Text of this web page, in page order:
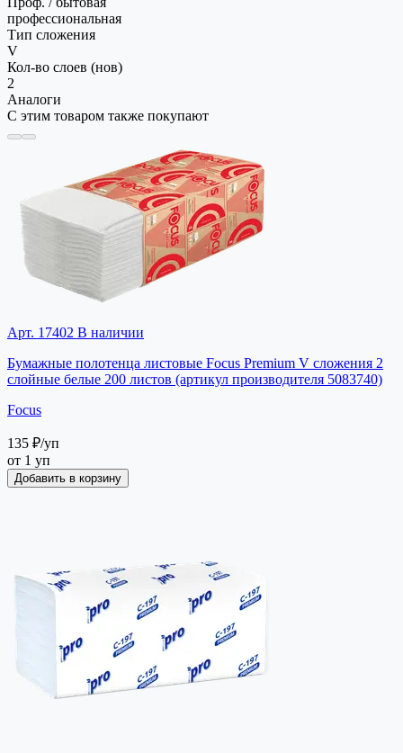
профессиональная
Тип сложения
V
Кол-во слоев (нов)
2
Аналоги
С этим товаром также покупают
Арт. 17402 В наличии
Бумажные полотенца листовые Focus Premium V сложения 2
слойные белые 200 листов (артикул производителя 5083740)
Focus
135 ₽/уп
от 1 уп
Добавить в корзину